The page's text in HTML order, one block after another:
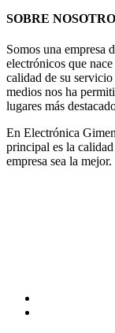
SOBRE
Somos una empresa
electrónicos que
calidad de su
medios nos ha
lugares más
En Electrónica
principal es la
empresa sea la mejor.